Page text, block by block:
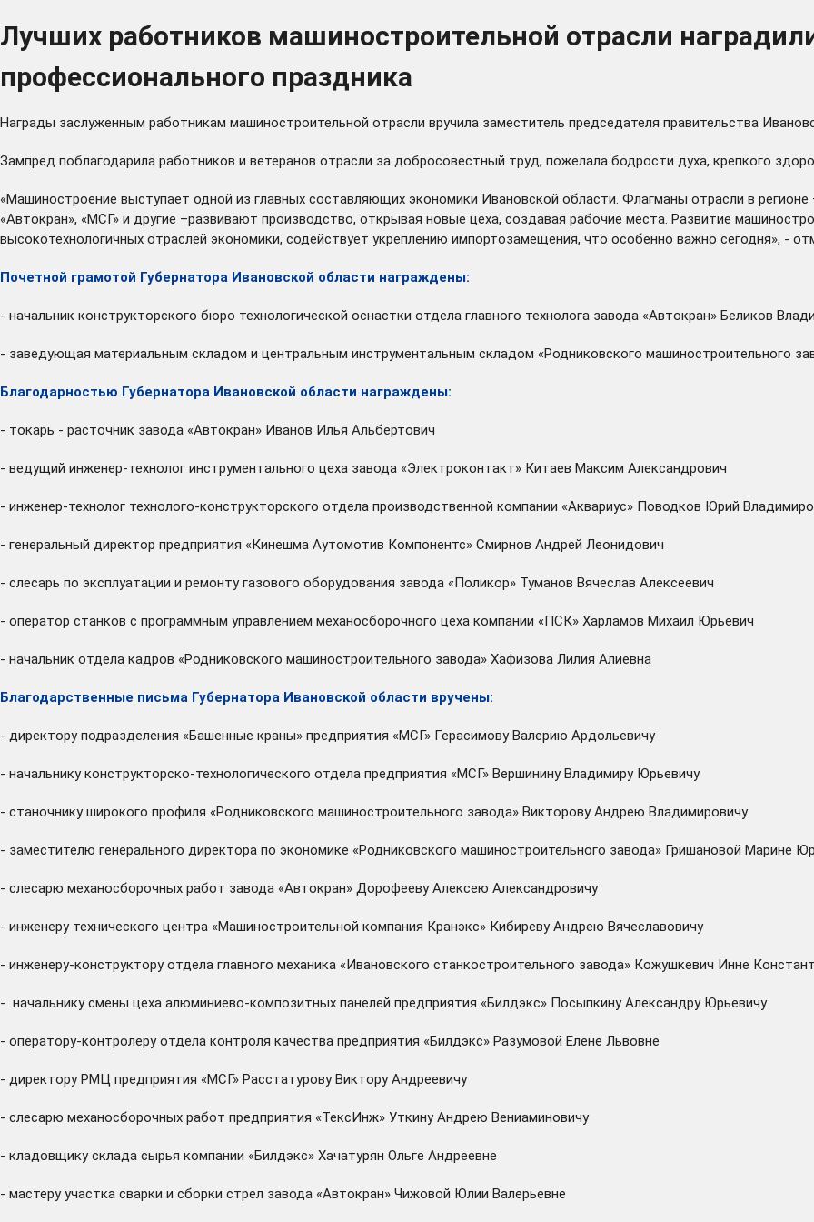
Лучших работников машиностроительной отрасли
профессионального праздника
Награды заслуженным работникам машиностроительной отрасли вручила заместитель председателя правительства
Зампред поблагодарила работников и ветеранов отрасли за добросовестный труд, пожелала бодрости духа, крепкого
«Машиностроение выступает одной из главных составляющих экономики Ивановской области. Флагманы отрасли в
«Автокран», «МСГ» и другие –развивают производство, открывая новые цеха, создавая рабочие места. Развитие
высокотехнологичных отраслей экономики, содействует укреплению импортозамещения, что особенно важно сегодня», -
Почетной грамотой Губернатора Ивановской области награждены:
- начальник конструкторского бюро технологической оснастки отдела главного технолога завода «Автокран» Беликов
- заведующая материальным складом и центральным инструментальным складом «Родниковского машиностроительного
Благодарностью Губернатора Ивановской области награждены:
- токарь - расточник завода «Автокран» Иванов Илья Альбертович
- ведущий инженер-технолог инструментального цеха завода «Электроконтакт» Китаев Максим Александрович
- инженер-технолог технолого-конструкторского отдела производственной компании «Аквариус» Поводков Юрий
- генеральный директор предприятия «Кинешма Аутомотив Компонентс» Смирнов Андрей Леонидович
- слесарь по эксплуатации и ремонту газового оборудования завода «Поликор» Туманов Вячеслав Алексеевич
- оператор станков с программным управлением механосборочного цеха компании «ПСК» Харламов Михаил Юрьевич
- начальник отдела кадров «Родниковского машиностроительного завода» Хафизова Лилия Алиевна
Благодарственные письма Губернатора Ивановской области вручены:
- директору подразделения «Башенные краны» предприятия «МСГ» Герасимову Валерию Ардольевичу
- начальнику конструкторско-технологического отдела предприятия «МСГ» Вершинину Владимиру Юрьевичу
- станочнику широкого профиля «Родниковского машиностроительного завода» Викторову Андрею Владимировичу
- заместителю генерального директора по экономике «Родниковского машиностроительного завода» Гришановой Марине
- слесарю механосборочных работ завода «Автокран» Дорофееву Алексею Александровичу
- инженеру технического центра «Машиностроительной компания Кранэкс» Кибиреву Андрею Вячеславовичу
- инженеру-конструктору отдела главного механика «Ивановского станкостроительного завода» Кожушкевич Инне
- начальнику смены цеха алюминиево-композитных панелей предприятия «Билдэкс» Посыпкину Александру Юрьевичу
- оператору-контролеру отдела контроля качества предприятия «Билдэкс» Разумовой Елене Львовне
- директору РМЦ предприятия «МСГ» Расстатурову Виктору Андреевичу
- слесарю механосборочных работ предприятия «ТексИнж» Уткину Андрею Вениаминовичу
- кладовщику склада сырья компании «Билдэкс» Хачатурян Ольге Андреевне
- мастеру участка сварки и сборки стрел завода «Автокран» Чижовой Юлии Валерьевне